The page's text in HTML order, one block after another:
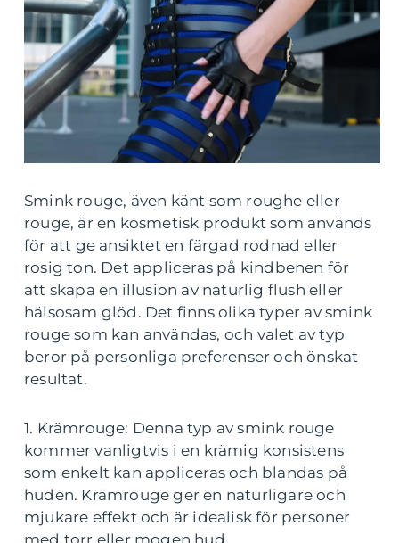
Smink rouge, även känt som roughe eller
rouge, är en kosmetisk produkt som används
för att ge ansiktet en färgad rodnad eller
rosig ton. Det appliceras på kindbenen för
att skapa en illusion av naturlig flush eller
hälsosam glöd. Det finns olika typer av smink
rouge som kan användas, och valet av typ
beror på personliga preferenser och önskat
resultat.
1. Krämrouge: Denna typ av smink rouge
kommer vanligtvis i en krämig konsistens
som enkelt kan appliceras och blandas på
huden. Krämrouge ger en naturligare och
mjukare effekt och är idealisk för personer